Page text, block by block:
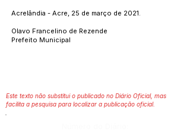
Acrelândia - Acre, 25 de março de 2021.
Olavo Francelino de Rezende
Prefeito Municipal
Este texto não substitui o publicado no Diário Oficial, mas
facilita a pesquisa para localizar a publicação oficial.